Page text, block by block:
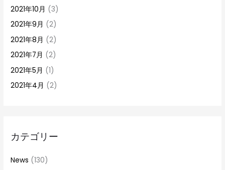
2021年10月 (3)
2021年9月 (2)
2021年8月 (2)
2021年7月 (2)
2021年5月 (1)
2021年4月 (2)
カテゴリー
News (130)